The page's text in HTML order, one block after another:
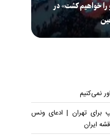
را خواهیم کشت» در
نمی‌کنیم
برای تهران | ادعای ونس
ایران